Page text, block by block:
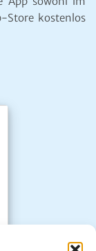
Store kostenlos